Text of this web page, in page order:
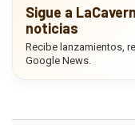
Sigue a
noticias
Recibe lanzamientos,
Google News.